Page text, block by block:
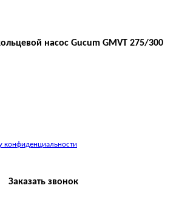
насос Gucum GMVT 275/300
конфиденциальности
Заказать звонок